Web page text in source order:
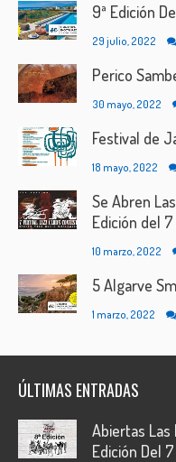
9ª Edición
29 julio, 2022
Perico
30 mayo, 2022
Festival de
18 mayo, 2022
Se Abren
Edición del
10 marzo, 2022
5 Algarve
1 marzo, 2022
ÚLTIMAS ENTRADAS
Abiertas Las
Edición Del